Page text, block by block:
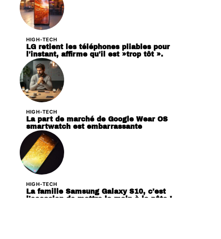
HIGH-TECH
LG retient les téléphones pliables pour
l’instant, affirme qu’il est »trop tôt ».
HIGH-TECH
La part de marché de Google Wear OS
smartwatch est embarrassante
HIGH-TECH
La famille Samsung Galaxy S10, c’est
l’occasion de mettre la main à la pâte !